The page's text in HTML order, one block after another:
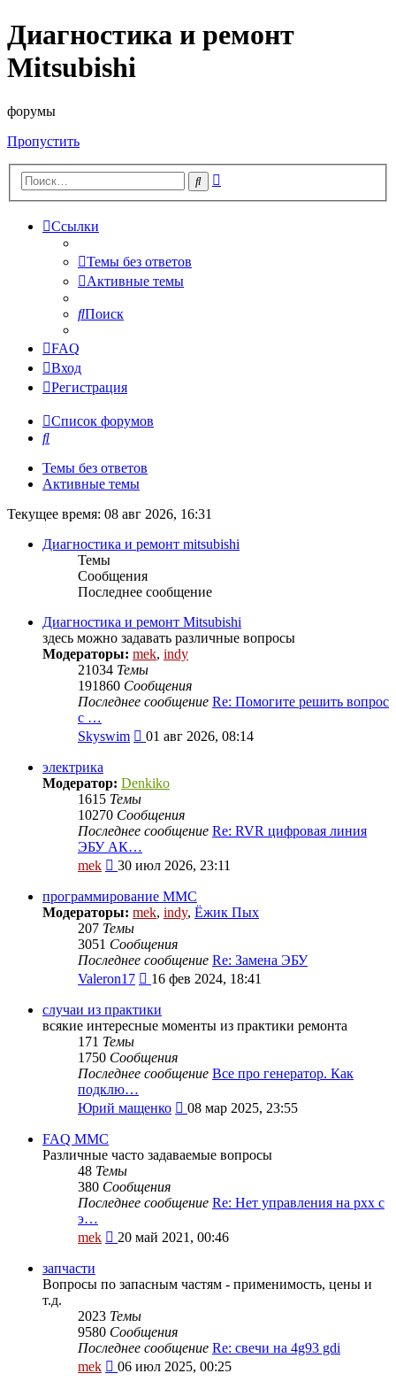
Диагностика и ремонт
Mitsubishi
форумы
Пропустить
Поиск
Ссылки
Темы без ответов
Активные темы
Поиск
FAQ
Вход
Регистрация
Список форумов
Поиск
Темы без ответов
Активные темы
Текущее время: 08 авг 2026, 16:31
Диагностика и ремонт mitsubishi
Темы
Сообщения
Последнее сообщение
Диагностика и ремонт Mitsubishi
здесь можно задавать различные вопросы
Модераторы: mek, indy
21034 Темы
191860 Сообщения
Последнее сообщение Re: Помогите решить вопрос
с …
Skyswim
Перейти
сообщению
01 авг 2026, 08:14
электрика
Модератор: Denkiko
1615 Темы
10270 Сообщения
Последнее сообщение Re: RVR цифровая линия
ЭБУ АК…
mek
Перейти
последнему
сообщению
30 июл 2026, 23:11
программирование MMC
Модераторы: mek, indy, Ёжик Пых
207 Темы
3051 Сообщения
Последнее сообщение Re: Замена ЭБУ
Valeron17
Перейти
последнему
сообщению
16 фев 2024, 18:41
случаи из практики
всякие интересные моменты из практики ремонта
171 Темы
1750 Сообщения
Последнее сообщение Все про генератор. Как
подклю…
Юрий мащенко
Перейти
сообщению
08 мар 2025, 23:55
FAQ MMC
Различные часто задаваемые вопросы
48 Темы
380 Сообщения
Последнее сообщение Re: Нет управления на рхх с
э…
mek
Перейти
сообщению
20 май 2021, 00:46
запчасти
Вопросы по запасным частям - применимость, цены и
т.д.
2023 Темы
9580 Сообщения
Последнее сообщение Re: свечи на 4g93 gdi
mek
Перейти
06 июл 2025, 00:25